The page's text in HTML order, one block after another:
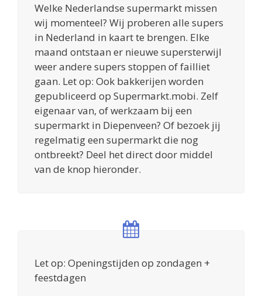
Welke Nederlandse supermarkt missen
wij momenteel? Wij proberen alle supers
in Nederland in kaart te brengen. Elke
maand ontstaan er nieuwe supersterwijl
weer andere supers stoppen of failliet
gaan. Let op: Ook bakkerijen worden
gepubliceerd op Supermarkt.mobi. Zelf
eigenaar van, of werkzaam bij een
supermarkt in Diepenveen? Of bezoek jij
regelmatig een supermarkt die nog
ontbreekt? Deel het direct door middel
van de knop hieronder.
Let op: Openingstijden op zondagen +
feestdagen